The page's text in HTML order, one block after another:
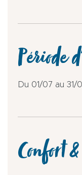
Période
Du 01/07 au 31/
Confort